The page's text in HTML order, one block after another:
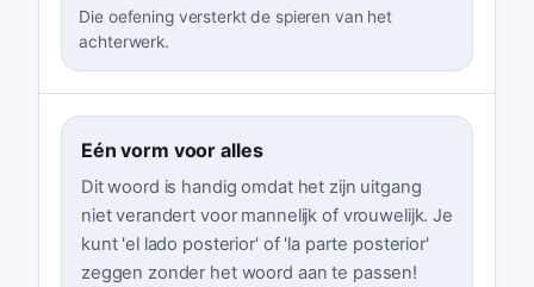
Die oefening versterkt de spieren van het
achterwerk.
Eén vorm voor alles
Dit woord is handig omdat het zijn uitgang
niet verandert voor mannelijk of vrouwelijk. Je
kunt 'el lado posterior' of 'la parte posterior'
zeggen zonder het woord aan te passen!